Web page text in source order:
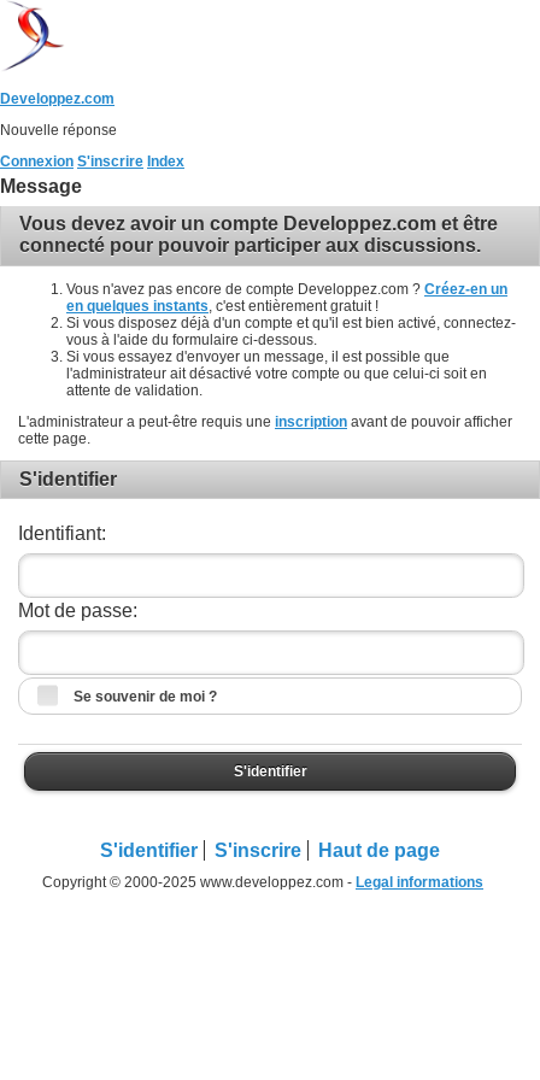
Developpez.com
Nouvelle réponse
Connexion S'inscrire Index
Message
Vous devez avoir un compte Developpez.com et être
connecté pour pouvoir participer aux discussions.
Vous n'avez pas encore de compte Developpez.com ? Créez-en un
en quelques instants , c'est entièrement gratuit !
Si vous disposez déjà d'un compte et qu'il est bien activé, connectez-
vous à l'aide du formulaire ci-dessous.
Si vous essayez d'envoyer un message, il est possible que
l'administrateur ait désactivé votre compte ou que celui-ci soit en
attente de validation.
L'administrateur a peut-être requis une inscription avant de pouvoir afficher
cette page.
S'identifier
Identifiant:
Mot de passe:
Se souvenir de moi ?
S'identifier
S'identifier S'inscrire Haut de page
Copyright © 2000-2025 www.developpez.com - Legal informations